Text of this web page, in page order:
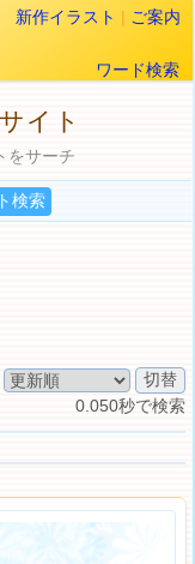
新作イラスト | ご案内
ワード検索
イト
をサーチ
0.050秒で検索